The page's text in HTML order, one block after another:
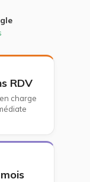
RDV
charge